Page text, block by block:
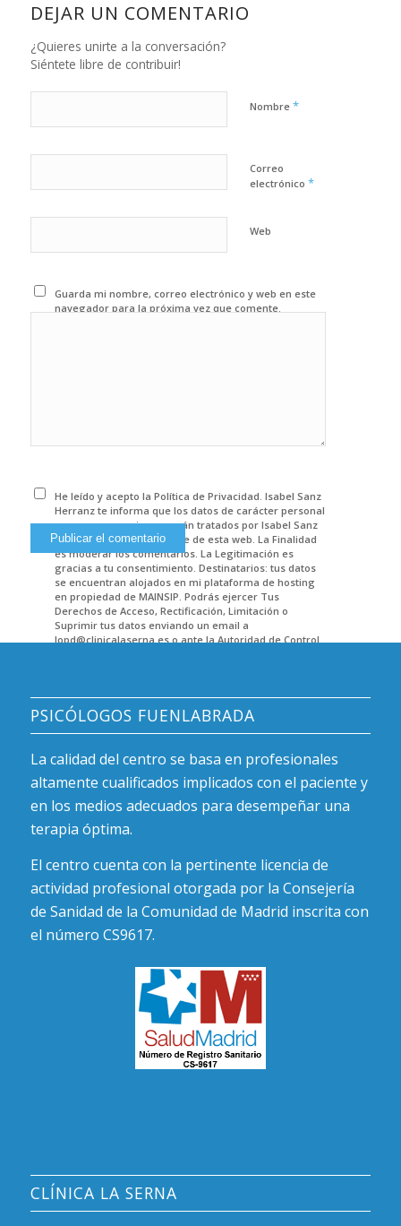
DEJAR UN COMENTARIO
¿Quieres unirte a la conversación?
Siéntete libre de contribuir!
Nombre *
Correo
electrónico *
Web
Guarda mi nombre, correo electrónico y web en este
navegador para la próxima vez que comente.
He leído y acepto la Política de Privacidad. Isabel Sanz
Herranz te informa que los datos de carácter personal
que nos proporciones serán tratados por Isabel Sanz
Herranz como responsable de esta web. La Finalidad
es moderar los comentarios. La Legitimación es
gracias a tu consentimiento. Destinatarios: tus datos
se encuentran alojados en mi plataforma de hosting
en propiedad de MAINSIP. Podrás ejercer Tus
Derechos de Acceso, Rectificación, Limitación o
Suprimir tus datos enviando un email a
lopd@clinicalaserna.es o ante la Autoridad de Control.
PSICÓLOGOS FUENLABRADA
La calidad del centro se basa en profesionales
altamente cualificados implicados con el paciente y
en los medios adecuados para desempeñar una
terapia óptima.
El centro cuenta con la pertinente licencia de
actividad profesional otorgada por la Consejería
de Sanidad de la Comunidad de Madrid inscrita con
el número CS9617.
CLÍNICA LA SERNA